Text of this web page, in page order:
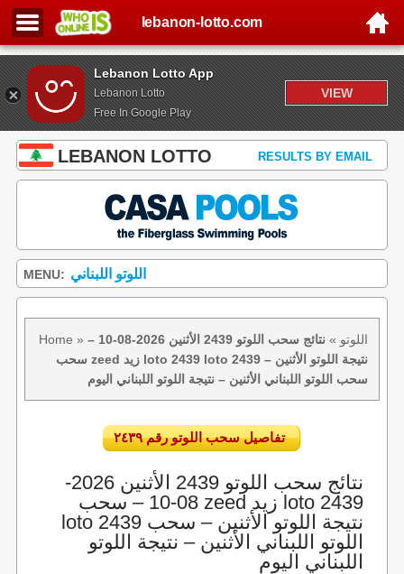
Lebanon Lotto App
Lebanon Lotto
Free In Google Play
VIEW
lebanon-lotto.com
LEBANON LOTTO RESULTS BY EMAIL
MENU: اللوتو اللبناني
Home » اللوتو »
نتائج سحب اللوتو 2439 الأثنين 2026-08-10 –
سحب zeed زيد loto 2439 loto 2439 نتيجة اللوتو الأثنين –
سحب اللوتو اللبناني الأثنين – نتيجة اللوتو اللبناني اليوم
تفاصيل سحب اللوتو رقم ٢٤٣٩
نتائج سحب اللوتو 2439 الأثنين 2026-
08-10 – سحب zeed زيد loto 2439
loto 2439 نتيجة اللوتو الأثنين – سحب
اللوتو اللبناني الأثنين – نتيجة اللوتو
اللبناني اليوم